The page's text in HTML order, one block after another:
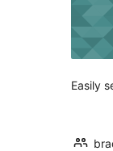
Easily